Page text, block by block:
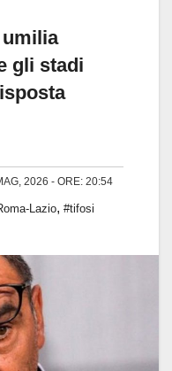
umilia
gli stadi
2026 - ORE: 20:54
Lazio, #tifosi